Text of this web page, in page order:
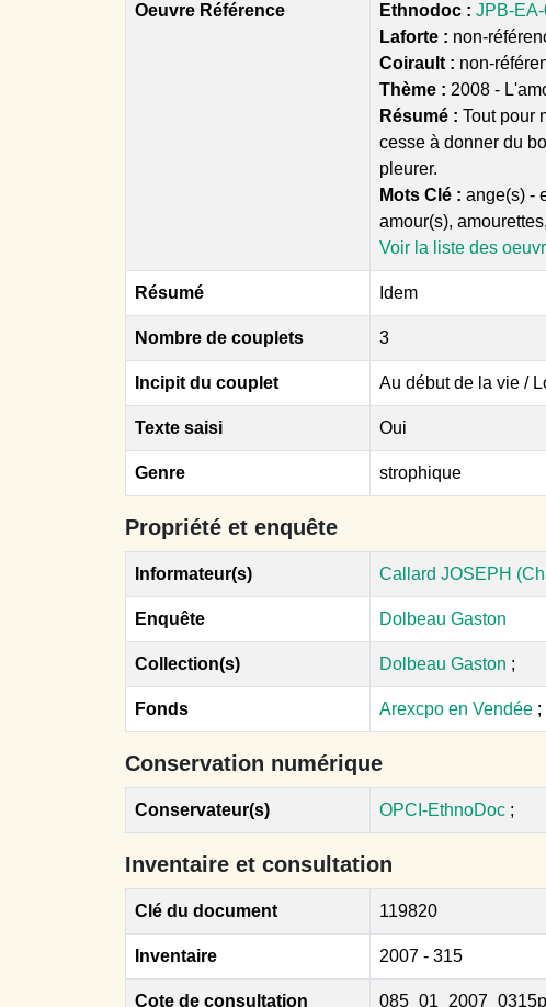
Oeuvre Référence Ethnodoc : JPB-
Laforte : non-
Coirault : non-
Thème : 2008 -
Résumé : Tout pour
cesse à donner du
pleurer.
Mots Clé : ange(s) -
amour(s),
Voir la liste des
Résumé Idem
Nombre de couplets 3
Incipit du couplet Au début de la vie /
Texte saisi Oui
Genre strophique
Propriété et enquête
Informateur(s) Callard JOSEPH
Enquête Dolbeau Gaston
Collection(s) Dolbeau Gaston ;
Fonds Arexcpo en Vendée ;
Conservation numérique
Conservateur(s) OPCI-EthnoDoc ;
Inventaire et consultation
Clé du document 119820
Inventaire 2007 - 315
Cote de consultation